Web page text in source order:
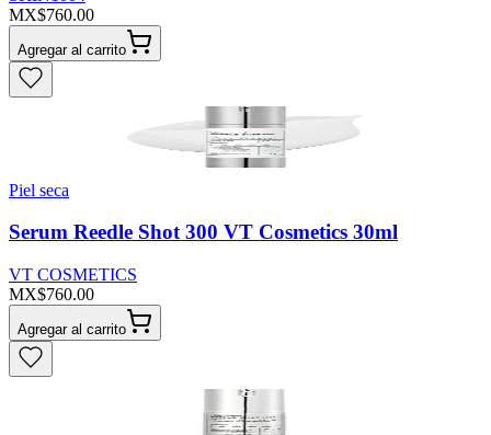
MX$760.00
Agregar al carrito
Piel seca
Serum Reedle Shot 300 VT Cosmetics 30ml
VT COSMETICS
MX$760.00
Agregar al carrito